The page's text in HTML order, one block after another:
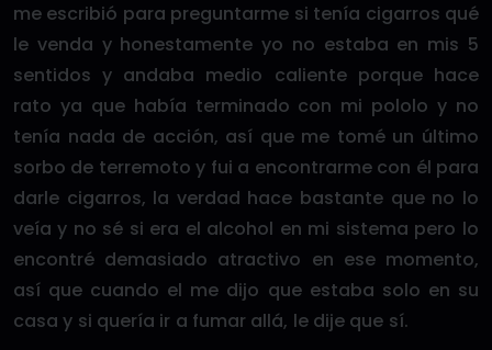
me escribió para preguntarme si tenía cigarros qué
le venda y honestamente yo no estaba en mis 5
sentidos y andaba medio caliente porque hace
rato ya que había terminado con mi pololo y no
tenía nada de acción, así que me tomé un último
sorbo de terremoto y fui a encontrarme con él para
darle cigarros, la verdad hace bastante que no lo
veía y no sé si era el alcohol en mi sistema pero lo
encontré demasiado atractivo en ese momento,
así que cuando el me dijo que estaba solo en su
casa y si quería ir a fumar allá, le dije que sí.